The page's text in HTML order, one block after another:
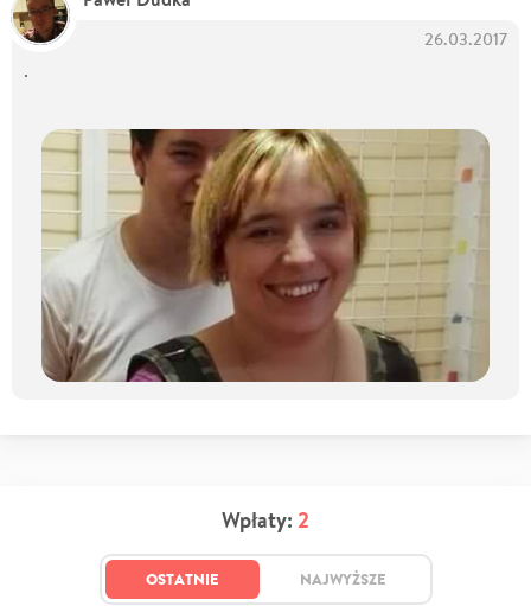
26.03.2017
.
Wpłaty: 2
OSTATNIE NAJWYŻSZE